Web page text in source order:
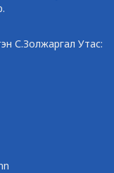
С.Золжаргал Утас: